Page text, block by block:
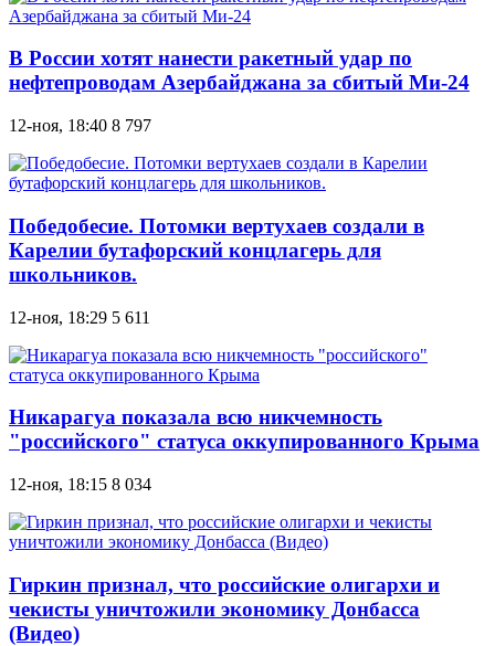
В России хотят нанести ракетный удар по
нефтепроводам Азербайджана за сбитый Ми-24
12-ноя, 18:40 8 797
Победобесие. Потомки вертухаев создали в
Карелии бутафорский концлагерь для
школьников.
12-ноя, 18:29 5 611
Никарагуа показала всю никчемность
"российского" статуса оккупированного Крыма
12-ноя, 18:15 8 034
Гиркин признал, что российские олигархи и
чекисты уничтожили экономику Донбасса
(Видео)